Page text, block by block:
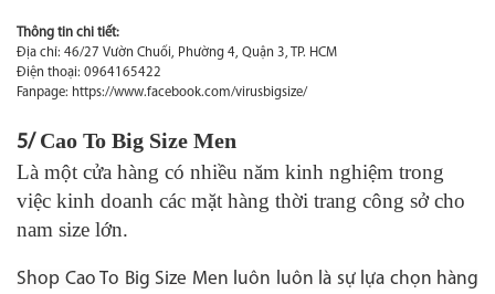
Thông tin chi tiết:
Địa chỉ: 46/27 Vườn Chuối, Phường 4, Quận 3, TP. HCM
Điện thoại: 0964165422
Fanpage: https://www.facebook.com/virusbigsize/
5/ Cao To Big Size Men
Là một cửa hàng có nhiều năm kinh nghiệm trong
việc kinh doanh các mặt hàng thời trang công sở cho
nam size lớn.
Shop Cao To Big Size Men luôn luôn là sự lựa chọn hàng